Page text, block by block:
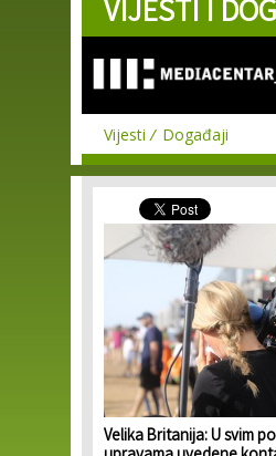
Skip to
main
VIJESTI I
Vijesti Događaji
Velika Britanija: U svim